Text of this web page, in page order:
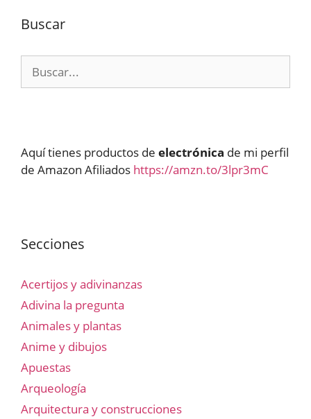
Buscar
Aquí tienes productos de electrónica de mi perfil
de Amazon Afiliados https://amzn.to/3lpr3mC
Secciones
Acertijos y adivinanzas
Adivina la pregunta
Animales y plantas
Anime y dibujos
Apuestas
Arqueología
Arquitectura y construcciones